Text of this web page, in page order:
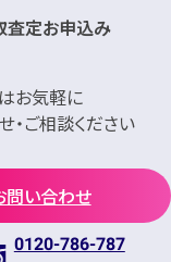
査定お申込み
お気軽に
・ご相談ください
問い合わせ
0120-786-787